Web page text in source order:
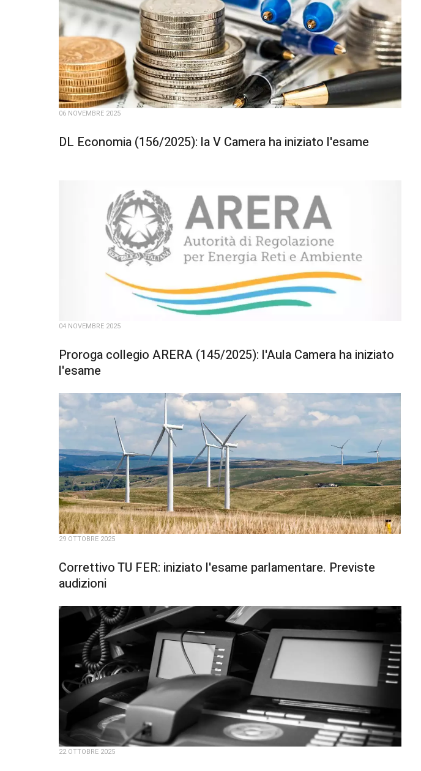
06 NOVEMBRE 2025
DL Economia (156/2025): la V Camera ha iniziato l'esame
04 NOVEMBRE 2025
Proroga collegio ARERA (145/2025): l'Aula Camera ha iniziato
l'esame
29 OTTOBRE 2025
Correttivo TU FER: iniziato l'esame parlamentare. Previste
audizioni
22 OTTOBRE 2025